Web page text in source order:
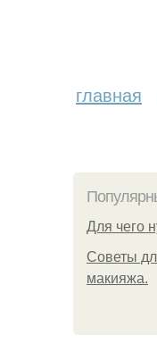
главная
Для чего
Советы
макияжа.